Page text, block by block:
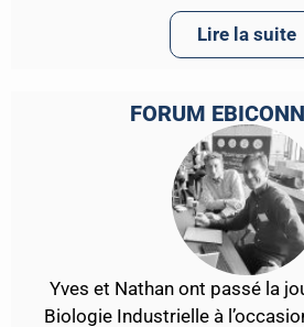
Lire la suite
FORUM
Yves et Nathan ont passé la
Biologie Industrielle à